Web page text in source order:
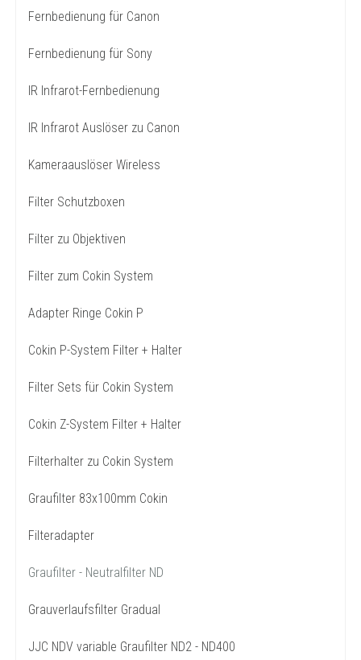
Fernbedienung für Canon
Fernbedienung für Sony
IR Infrarot-Fernbedienung
IR Infrarot Auslöser zu Canon
Kameraauslöser Wireless
Filter Schutzboxen
Filter zu Objektiven
Filter zum Cokin System
Adapter Ringe Cokin P
Cokin P-System Filter + Halter
Filter Sets für Cokin System
Cokin Z-System Filter + Halter
Filterhalter zu Cokin System
Graufilter 83x100mm Cokin
Filteradapter
Graufilter - Neutralfilter ND
Grauverlaufsfilter Gradual
JJC NDV variable Graufilter ND2 - ND400